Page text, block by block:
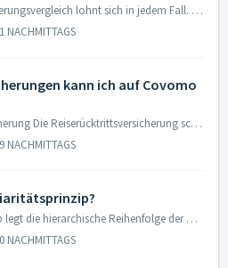
Generell gilt: Ein Versicherungsvergleich lohnt sich in jedem Fall. Nur so sehen sie die verschiedenen angebotenen Inhalte der Policen bei den Assekuranzen....
kann ich auf Covomo
Die Reiserücktrittsversicherung Die Reiserücktrittsversicherung schützt Dich bei jeder Art von Reise vor hohen Stornogebühren und Umbuchungskosten. Bleibe ...
Das Subsidiaritätsprinzip legt die hierarchische Reihenfolge der Zuständigkeit für Übernahme von Versicherungsleistungen fest. Das bedeutet, wenn die Übern...